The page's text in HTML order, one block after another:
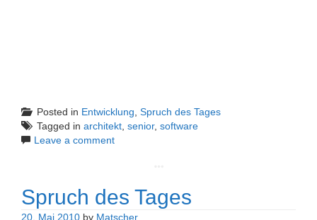
Posted in Entwicklung, Spruch des Tages
Tagged in architekt, senior, software
Leave a comment
Spruch des Tages
20. Mai 2010 by Matscher